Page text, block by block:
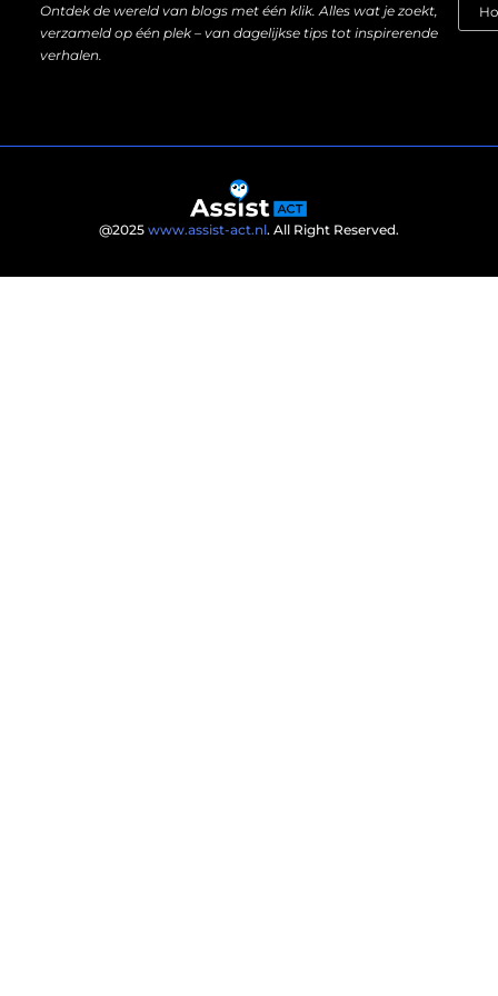
Ontdek de wereld van blogs met één klik. Alles wat je zoekt,
verzameld op één plek – van dagelijkse tips tot inspirerende
verhalen.
@2025 www.assist-act.nl. All Right Reserved.